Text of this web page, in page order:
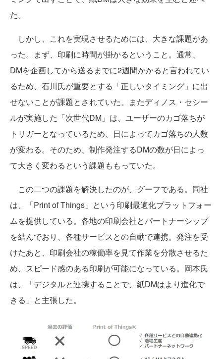
た。
しかし、これを実現させるためには、大きな課題があ
った。まず、印刷に時間が掛かるということ。通常、
DMを企画してから送るまでに2週間かかると言われてい
るため、石川氏が重要とする「正しいタイミング」に出
せないことが課題とされていた。またディノス・セシー
ルが実施した「次世代DM」は、ユーザーのカゴ落ちが
トリガーとなっているため、日によってカゴ落ちの人数
が変わる。そのため、制作発注するDMの数が日によっ
て大きく変わるという課題ももっていた。
この二つの課題を解決したのが、グーフである。同社
は、「Print of Things」という印刷最適化プラットフォー
ムを提供している。各地の印刷会社とパートナーシップ
を結んでおり、各種サービスとの自動で連携。発注を受
けたあと、印刷会社の稼働率を見て作業を分散させるた
め、スピード感のある印刷が可能になっている。岡本氏
は、「デジタルと連携することで、紙DMはより進化で
きる」と主張した。